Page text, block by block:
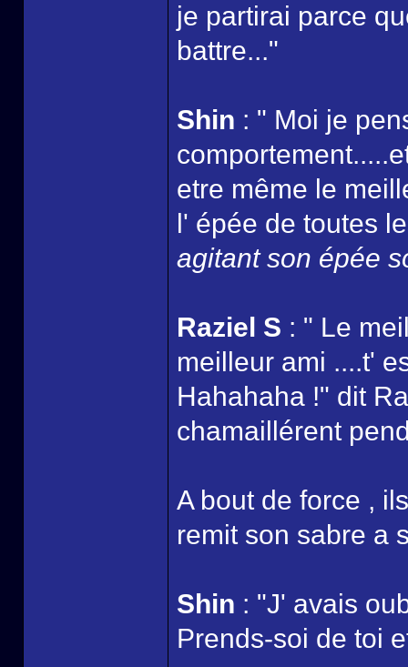
je partirai parce
battre..."
Shin : " Moi je
etre même le
l' épée de toutes
agitant son épée
Raziel S : " Le
meilleur ami ....t'
Hahahaha !" dit
chamaillérent
A bout de force ,
remit son sabre a
Shin : "J' avais
Prends-soi de toi